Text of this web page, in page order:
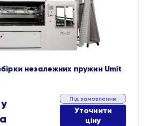
незалежних пружин Umit
Під замовлення
Уточнити
ціну